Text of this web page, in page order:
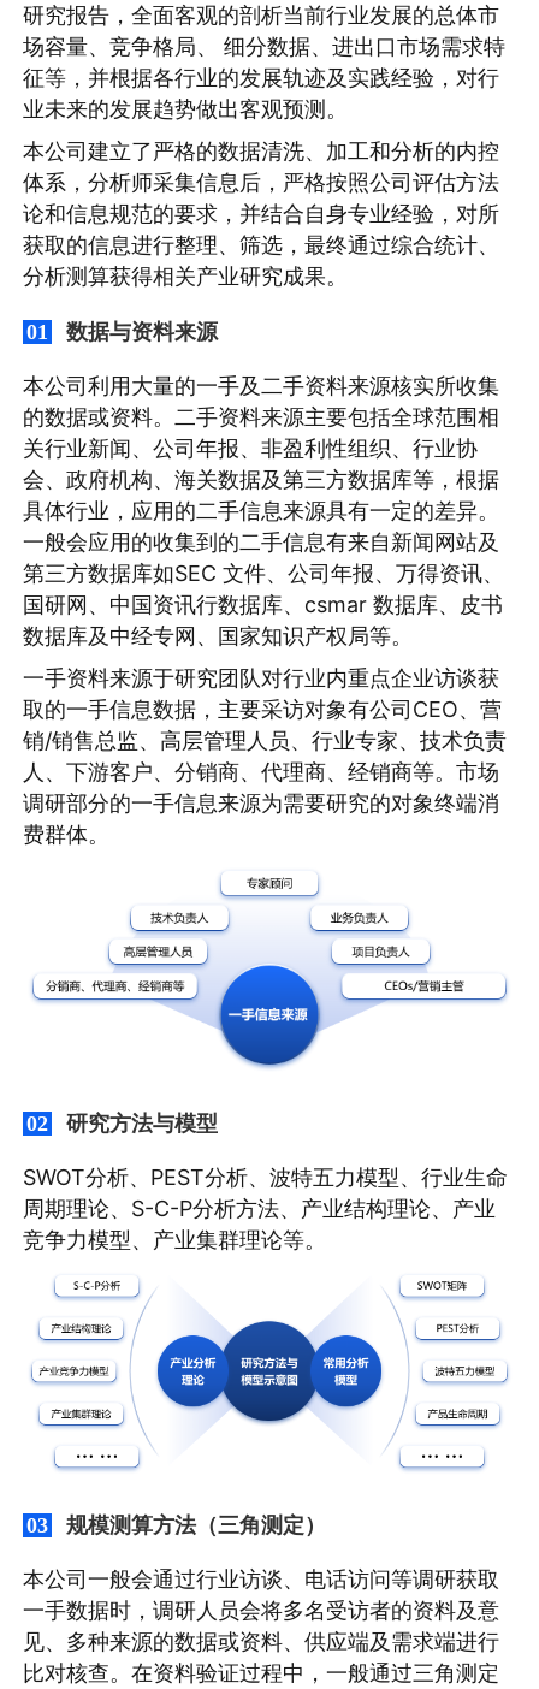
研究报告，全面客观的剖析当前行业发展的总体市
场容量、竞争格局、 细分数据、进出口市场需求特
征等，并根据各行业的发展轨迹及实践经验，对行
业未来的发展趋势做出客观预测。
本公司建立了严格的数据清洗、加工和分析的内控
体系，分析师采集信息后，严格按照公司评估方法
论和信息规范的要求，并结合自身专业经验，对所
获取的信息进行整理、筛选，最终通过综合统计、
分析测算获得相关产业研究成果。
01 数据与资料来源
本公司利用大量的一手及二手资料来源核实所收集
的数据或资料。二手资料来源主要包括全球范围相
关行业新闻、公司年报、非盈利性组织、行业协
会、政府机构、海关数据及第三方数据库等，根据
具体行业，应用的二手信息来源具有一定的差异。
一般会应用的收集到的二手信息有来自新闻网站及
第三方数据库如SEC 文件、公司年报、万得资讯、
国研网、中国资讯行数据库、csmar 数据库、皮书
数据库及中经专网、国家知识产权局等。
一手资料来源于研究团队对行业内重点企业访谈获
取的一手信息数据，主要采访对象有公司CEO、营
销/销售总监、高层管理人员、行业专家、技术负责
人、下游客户、分销商、代理商、经销商等。市场
调研部分的一手信息来源为需要研究的对象终端消
费群体。
02 研究方法与模型
SWOT分析、PEST分析、波特五力模型、行业生命
周期理论、S-C-P分析方法、产业结构理论、产业
竞争力模型、产业集群理论等。
03 规模测算方法（三角测定）
本公司一般会通过行业访谈、电话访问等调研获取
一手数据时，调研人员会将多名受访者的资料及意
见、多种来源的数据或资料、供应端及需求端进行
比对核查。在资料验证过程中，一般通过三角测定